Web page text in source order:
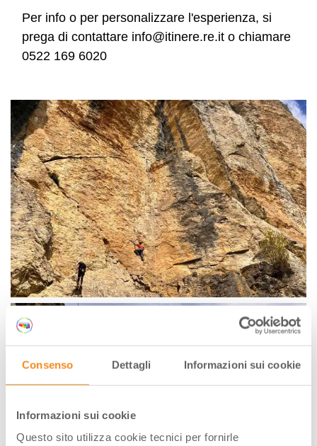
Consenso Dettagli Informazioni sui cookie
Informazioni sui cookie
Questo sito utilizza cookie tecnici per fornirle
Per info o per personalizzare l'esperienza, si
prega di contattare info@itinere.re.it o chiamare
0522 169 6020